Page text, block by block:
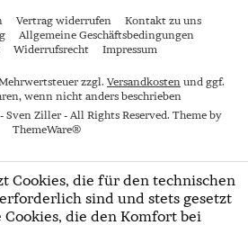
Vertrag widerrufen
Kontakt zu uns
Allgemeine Geschäftsbedingungen
Widerrufsrecht Impressum
zzgl. Versandkosten und ggf.
wenn nicht anders beschrieben
Ziller - All Rights Reserved. Theme by
ThemeWare®
Cookies, die für den technischen
sind und stets gesetzt
die den Komfort bei